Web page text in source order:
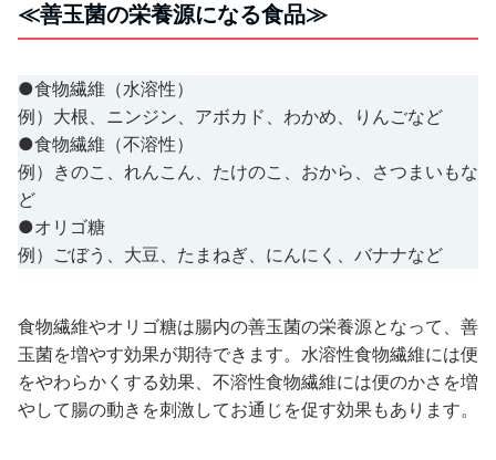
≪善玉菌の栄養源になる食品≫
●食物繊維（水溶性）
例）大根、ニンジン、アボカド、わかめ、りんごなど
●食物繊維（不溶性）
例）きのこ、れんこん、たけのこ、おから、さつまいもな
ど
●オリゴ糖
例）ごぼう、大豆、たまねぎ、にんにく、バナナなど
食物繊維やオリゴ糖は腸内の善玉菌の栄養源となって、善
玉菌を増やす効果が期待できます。水溶性食物繊維には便
をやわらかくする効果、不溶性食物繊維には便のかさを増
やして腸の動きを刺激してお通じを促す効果もあります。